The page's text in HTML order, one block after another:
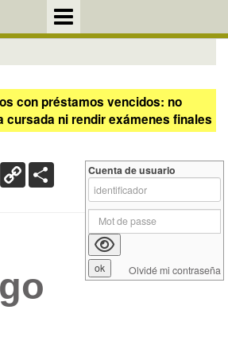
con préstamos vencidos: no
cursada ni rendir exámenes finales
X Copy
Link
Cuenta de usuario
Olvidé mi contraseña